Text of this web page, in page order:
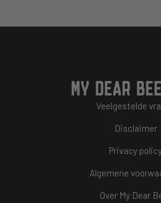
MY DEAR
Veelgestelde
Disclaimer
Privacy
Algemene
Over My Dear